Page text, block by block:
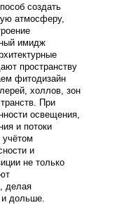
создать
атмосферу,
имидж
пространству
фитодизайн
холлов, зон
При
освещения,
и потоки
и
не только
делая
дольше.